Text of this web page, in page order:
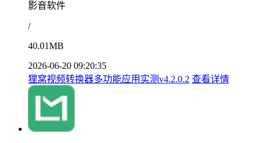
影音软件
/
40.01MB
2026-06-20 09:20:35
狸窝视频转换器多功能应用实测v4.2.0.2 查看详情